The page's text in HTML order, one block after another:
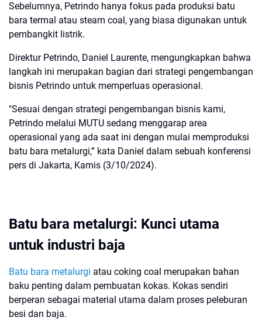
Sebelumnya, Petrindo hanya fokus pada produksi batu
bara termal atau steam coal, yang biasa digunakan untuk
pembangkit listrik.
Direktur Petrindo, Daniel Laurente, mengungkapkan bahwa
langkah ini merupakan bagian dari strategi pengembangan
bisnis Petrindo untuk memperluas operasional.
"Sesuai dengan strategi pengembangan bisnis kami,
Petrindo melalui MUTU sedang menggarap area
operasional yang ada saat ini dengan mulai memproduksi
batu bara metalurgi,” kata Daniel dalam sebuah konferensi
pers di Jakarta, Kamis (3/10/2024).
Batu bara metalurgi: Kunci utama
untuk industri baja
Batu bara metalurgi atau coking coal merupakan bahan
baku penting dalam pembuatan kokas. Kokas sendiri
berperan sebagai material utama dalam proses peleburan
besi dan baja.